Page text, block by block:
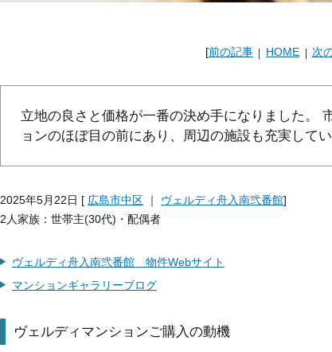
[前の記事 HOME 次
立地の良さと価格が一番の決め手になりました。
ョンのほぼ目の前にあり、周辺の施設も充実して
2025年5月22日 [ 広島市中区 ｜ ヴェルディ舟入南弐番館]
2人家族：世帯主(30代)・配偶者
ヴェルディ舟入南弐番館 物件Webサイト
マンションギャラリーブログ
ヴェルディマンションご購入の動機